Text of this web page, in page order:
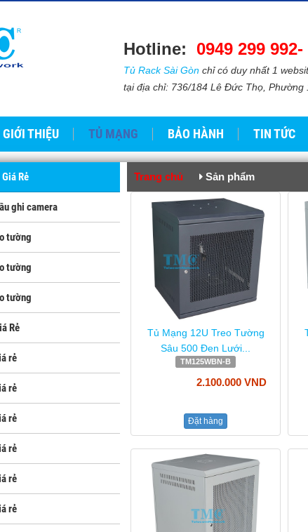
Hotline: 0949 299 992-
Tủ Rack Sài Gònchỉ có duy nhất 1
tại địa chỉ: 736/184 Lê Đức Thọ, Phường
GIỚI THIỆU TỦ MẠNG BẢO HÀNH TIN TỨC
Trang chủ Sản phẩm
Tủ Mạng 12U Treo Tường
Sâu 500 Đen Lưới...
TM125WBN-B
2.100.000 VND
Đặt hàng
Rẻ
ghi camera
tường
tường
tường
Rẻ
rẻ
rẻ
rẻ
rẻ
rẻ
rẻ